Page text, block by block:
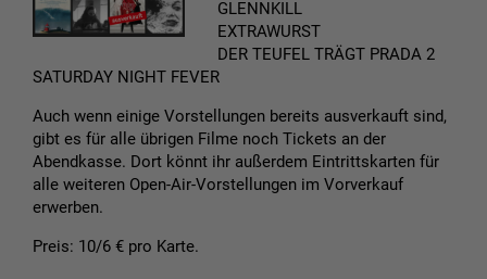
GLENNKILL
EXTRAWURST
DER TEUFEL TRÄGT PRADA 2
SATURDAY NIGHT FEVER
Auch wenn einige Vorstellungen bereits ausverkauft sind,
gibt es für alle übrigen Filme noch Tickets an der
Abendkasse. Dort könnt ihr außerdem Eintrittskarten für
alle weiteren Open-Air-Vorstellungen im Vorverkauf
erwerben.
Preis: 10/6 € pro Karte.